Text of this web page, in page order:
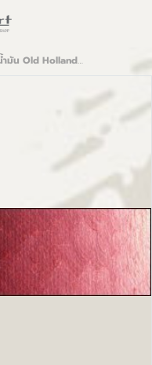
Holland เกรดอาร์ตติส D26 Scheveningen Purple Brown